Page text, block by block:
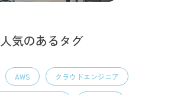
人気のあるタグ
AWS クラウドエンジニア